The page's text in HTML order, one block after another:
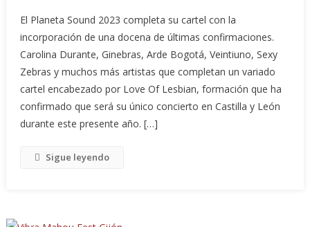
El Planeta Sound 2023 completa su cartel con la
incorporación de una docena de últimas confirmaciones.
Carolina Durante, Ginebras, Arde Bogotá, Veintiuno, Sexy
Zebras y muchos más artistas que completan un variado
cartel encabezado por Love Of Lesbian, formación que ha
confirmado que será su único concierto en Castilla y León
durante este presente año. […]
Sigue leyendo